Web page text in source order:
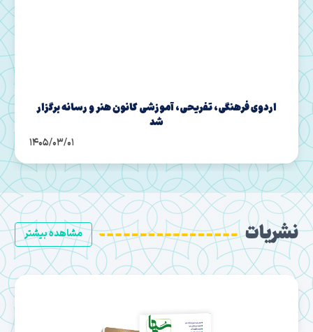
اردوی فرهنگی، تفریحی، آموزشی کانون هنر و رسانه برگزار
شد
1405/03/01
مشاهده بیشتر نشریات